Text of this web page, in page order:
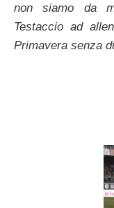
non siamo da
Testaccio ad
Primavera senza